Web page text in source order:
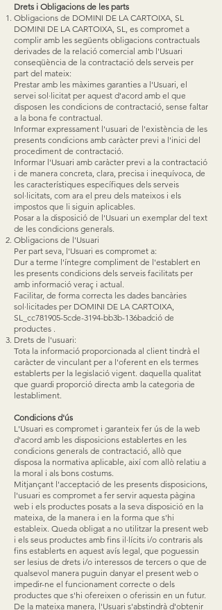
Drets i Obligacions de les parts
Obligacions de DOMINI DE LA CARTOIXA, SL
DOMINI DE LA CARTOIXA, SL, es compromet a
complir amb les següents obligacions contractuals
derivades de la relació comercial amb l'Usuari
conseqüència de la contractació dels serveis per
part del mateix:
Prestar amb les màximes garanties a l'Usuari, el
servei sol·licitat per aquest d'acord amb el que
disposen les condicions de contractació, sense faltar
a la bona fe contractual.
Informar expressament l'usuari de l'existència de les
presents condicions amb caràcter previ a l'inici del
procediment de contractació.
Informar l'Usuari amb caràcter previ a la contractació
i de manera concreta, clara, precisa i inequívoca, de
les característiques específiques dels serveis
sol·licitats, com ara el preu dels mateixos i els
impostos que li siguin aplicables.
Posar a la disposició de l'Usuari un exemplar del text
de les condicions generals.
Obligacions de l'Usuari
Per part seva, l'Usuari es compromet a:
Dur a terme l'íntegre compliment de l'establert en
les presents condicions dels serveis facilitats per
amb informació veraç i actual.
Facilitar, de forma correcta les dades bancàries
sol·licitades per DOMINI DE LA CARTOIXA,
SL_cc781905-5cde-3194-bb3b-136badció de
productes .
Drets de l'usuari:
Tota la informació proporcionada al client tindrà el
caràcter de vinculant per a l'oferent en els termes
establerts per la legislació vigent. daquella qualitat
que guardi proporció directa amb la categoria de
lestabliment.
Condicions d'ús
L'Usuari es compromet i garanteix fer ús de la web
d'acord amb les disposicions establertes en les
condicions generals de contractació, allò que
disposa la normativa aplicable, així com allò relatiu a
la moral i als bons costums.
Mitjançant l'acceptació de les presents disposicions,
l'usuari es compromet a fer servir aquesta pàgina
web i els productes posats a la seva disposició en la
mateixa, de la manera i en la forma que s'hi
estableix. Queda obligat a no utilitzar la present web
i els seus productes amb fins il·lícits i/o contraris als
fins establerts en aquest avís legal, que poguessin
ser lesius de drets i/o interessos de tercers o que de
qualsevol manera puguin danyar el present web o
impedir-ne el funcionament correcte o dels
productes que s'hi ofereixen o oferissin en un futur.
De la mateixa manera, l'Usuari s'abstindrà d'obtenir